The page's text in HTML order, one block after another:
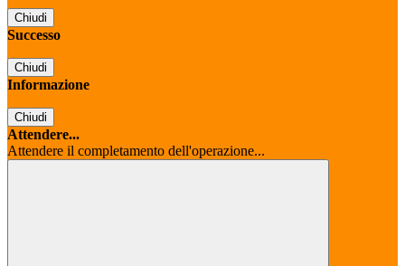
Chiudi
Successo
Chiudi
Informazione
Chiudi
Attendere...
Attendere il completamento dell'operazione...